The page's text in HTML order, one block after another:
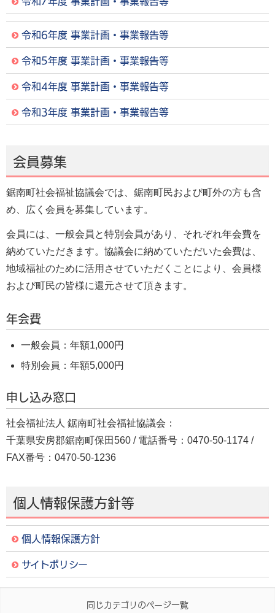
令和6年度 事業計画・事業報告等
令和5年度 事業計画・事業報告等
令和4年度 事業計画・事業報告等
令和3年度 事業計画・事業報告等
会員募集
鋸南町社会福祉協議会では、鋸南町民および町外の方も含
め、広く会員を募集しています。
会員には、一般会員と特別会員があり、それぞれ年会費を
納めていただきます。協議会に納めていただいた会費は、
地域福祉のために活用させていただくことにより、会員様
および町民の皆様に還元させて頂きます。
年会費
一般会員：年額1,000円
特別会員：年額5,000円
申し込み窓口
社会福祉法人 鋸南町社会福祉協議会：
千葉県安房郡鋸南町保田560 / 電話番号：0470-50-1174 /
FAX番号：0470-50-1236
個人情報保護方針等
個人情報保護方針
サイトポリシー
作
同じカテゴリのページ一覧